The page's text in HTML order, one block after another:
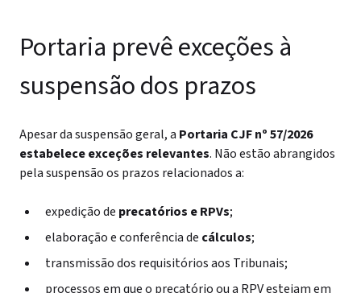
Portaria prevê exceções à
suspensão dos prazos
Apesar da suspensão geral, a Portaria CJF nº 57/2026
estabeleceexceções relevantes. Não estão abrangidos
pela suspensão os prazos relacionados a:
expedição de precatórios e RPVs;
elaboração e conferência de cálculos;
transmissão dos requisitórios aos Tribunais;
processos em que o precatório ou a RPV estejam em